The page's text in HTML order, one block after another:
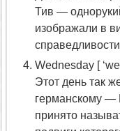
Тив —
изображали в
Wednesday [
Этот день так
германскому —
принято